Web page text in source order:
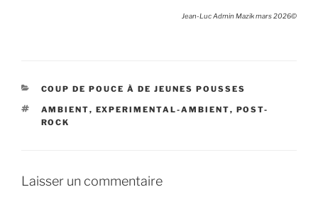
Jean-Luc Admin Mazik mars 2026©
CATÉGORIES
COUP DE POUCE À DE JEUNES POUSSES
ÉTIQUETTES
AMBIENT, EXPERIMENTAL-AMBIENT, POST-
ROCK
Laisser un commentaire